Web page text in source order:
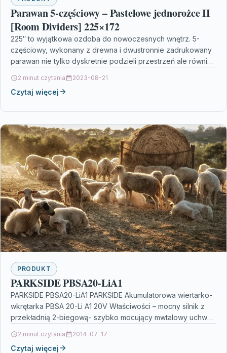
Parawan 5-częściowy – Pastelowe jednorożce II
[Room Dividers] 225×172
225″ to wyjątkowa ozdoba do nowoczesnych wnętrz. 5-
częściowy, wykonany z drewna i dwustronnie zadrukowany
parawan nie tylko dyskretnie podzieli przestrzeń ale również
2 minut czytania 2023-08-21
Czytaj więcej
PRODUKT
PARKSIDE PBSA20-LiA1
PARKSIDE PBSA20-LiA1 PARKSIDE Akumulatorowa wiertarko-
wkrętarka PBSA 20-Li A1 20V Właściwości – mocny silnik z
przekładnią 2-biegową- szybko mocujący mwtalowy uchwyt
2 minut czytania 2014-07-17
Czytaj więcej